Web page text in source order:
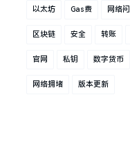
以太坊 Gas费 网络
区块链 安全 转账
官网 私钥 数字货币
网络拥堵 版本更新